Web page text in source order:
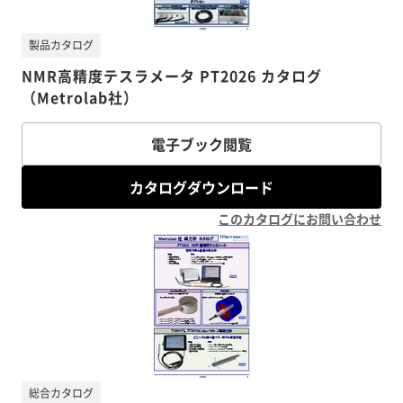
NMR高精度テスラメータ PT2026 カタログ
（Metrolab社）
製品カタログ
電子ブック閲覧
カタログダウンロード
このカタログにお問い合わせ
総合カタログ